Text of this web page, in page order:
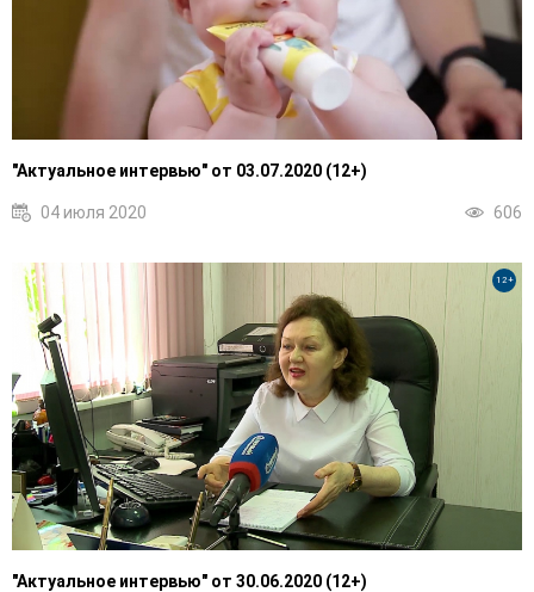
"Актуальное интервью" от 03.07.2020 (12+)
04 июля 2020 606
"Актуальное интервью" от 30.06.2020 (12+)
12+